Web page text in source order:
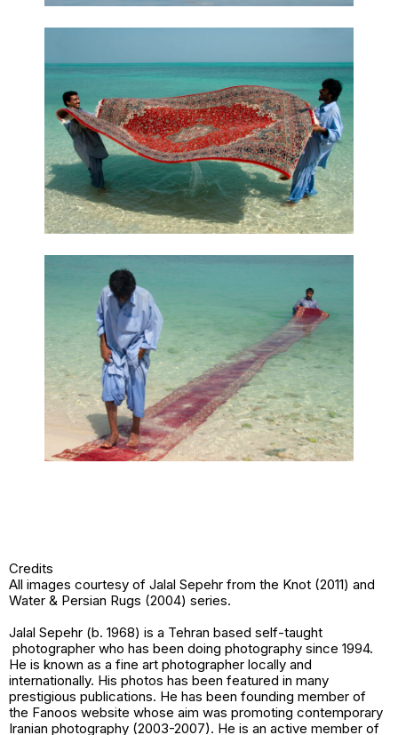
Credits
All images courtesy of Jalal Sepehr from the Knot (2011) and
Water & Persian Rugs (2004) series.
Jalal Sepehr (b. 1968) is a Tehran based self-taught
photographer who has been doing photography since 1994.
He is known as a fine art photographer locally and
internationally. His photos has been featured in many
prestigious publications. He has been founding member of
the Fanoos website whose aim was promoting contemporary
Iranian photography (2003-2007). He is an active member of